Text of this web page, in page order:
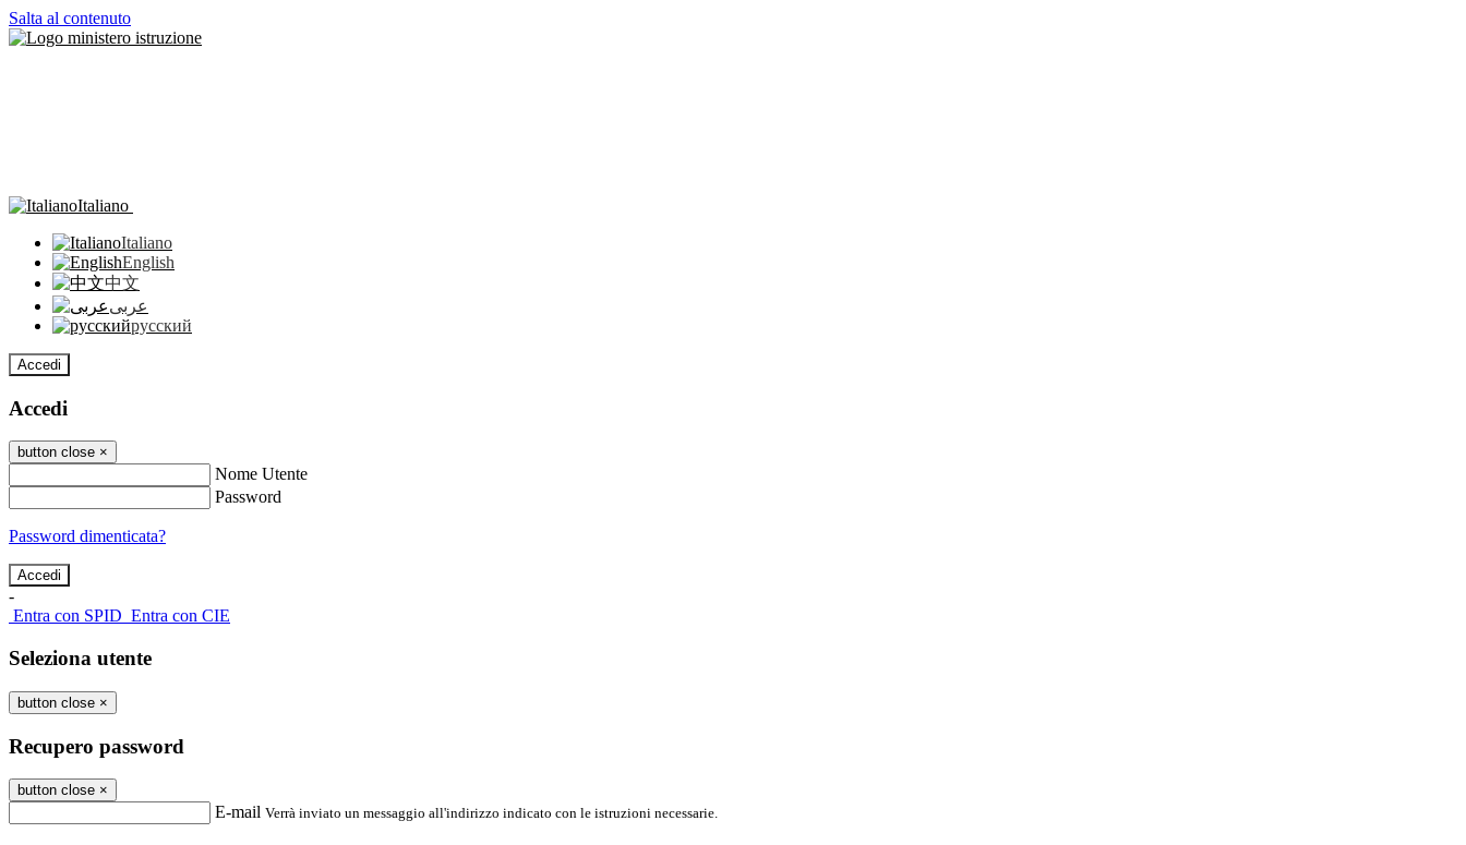
Salta al contenuto
Italiano
Italiano
English
中文
عربى
русский
Accedi
Accedi
button close ×
Nome Utente
Password
Password dimenticata?
-
Entra con SPID Entra con CIE
Seleziona utente
button close ×
Recupero password
button close ×
E-mail Verrà inviato un messaggio all'indirizzo indicato con le istruzioni necessarie.